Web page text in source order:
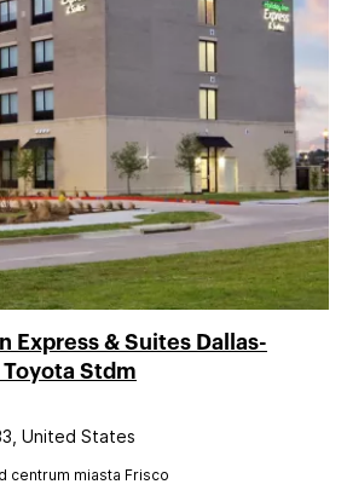
Express & Suites Dallas-
Toyota Stdm
United States
centrum miasta Frisco